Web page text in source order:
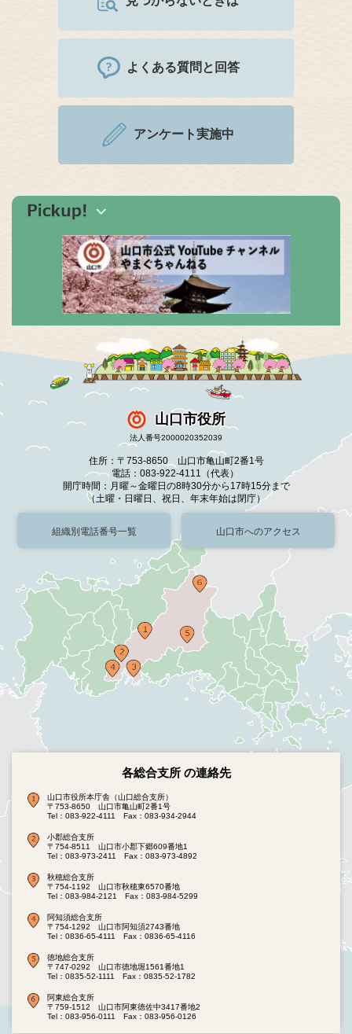
よくある質問と回答
アンケート実施中
山口市役所
法人番号2000020352039
住所：〒753-8650 山口市亀山町2番1号
電話：083-922-4111（代表）
開庁時間：月曜～金曜日の8時30分から17時15分まで
（土曜・日曜日、祝日、年末年始は閉庁）
組織別電話番号一覧 山口市へのアクセス
各総合支所 の連絡先
山口市役所本庁舎（山口総合支所）
〒753-8650 山口市亀山町2番1号
Tel：083-922-4111
Fax：083-934-2944
小郡総合支所
〒754-8511 山口市小郡下郷609番地1
Tel：083-973-2411
Fax：083-973-4892
秋穂総合支所
〒754-1192 山口市秋穂東6570番地
Tel：083-984-2121
Fax：083-984-5299
阿知須総合支所
〒754-1292 山口市阿知須2743番地
Tel：0836-65-4111
Fax：0836-65-4116
徳地総合支所
〒747-0292 山口市徳地堀1561番地1
Tel：0835-52-1111
Fax：0835-52-1782
阿東総合支所
〒759-1512 山口市阿東徳佐中3417番地2
Tel：083-956-0111
Fax：083-956-0126